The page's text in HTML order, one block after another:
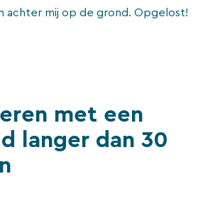
achter mij op de grond. Opgelost!
met een
langer dan 30